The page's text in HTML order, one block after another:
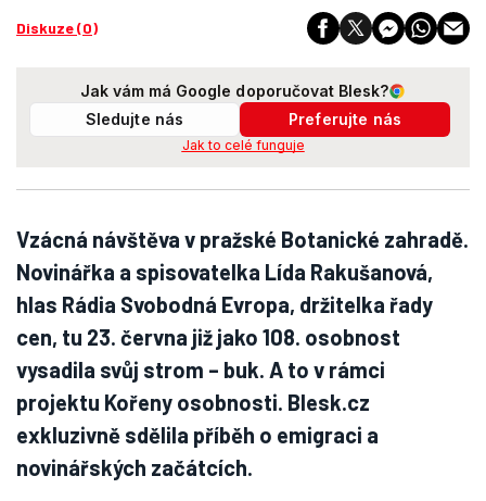
Diskuze (0)
Jak vám má Google doporučovat Blesk?
Sledujte nás
Preferujte nás
Jak to celé funguje
Vzácná návštěva v pražské Botanické zahradě.
Novinářka a spisovatelka Lída Rakušanová,
hlas Rádia Svobodná Evropa, držitelka řady
cen, tu 23. června již jako 108. osobnost
vysadila svůj strom – buk. A to v rámci
projektu Kořeny osobnosti. Blesk.cz
exkluzivně sdělila příběh o emigraci a
novinářských začátcích.